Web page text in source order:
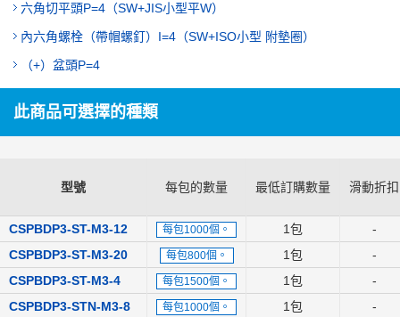
六角切平頭P=4（SW+JIS小型平W）
內六角螺栓（帶帽螺釘）I=4（SW+ISO小型 附墊圈）
（+）盆頭P=4
此商品可選擇的種類
型號 每包的數量 最低訂購數量 滑動折扣
CSPBDP3-ST-M3-12 每包1000個。 1包
-
CSPBDP3-ST-M3-20
每包800個。 1包
-
CSPBDP3-ST-M3-4
每包1500個。 1包
-
CSPBDP3-STN-M3-8
每包1000個。 1包 -